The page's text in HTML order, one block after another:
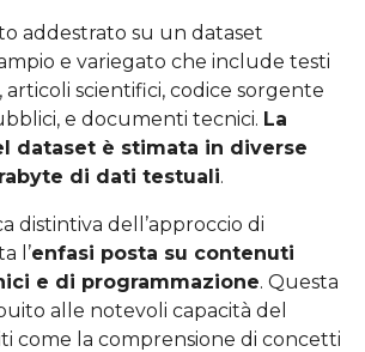
addestrato su un dataset
e variegato che include testi
scientifici, codice sorgente
e documenti tecnici. La
dataset è stimata in diverse
di dati testuali.
distintiva dell’approccio di
l’enfasi posta su contenuti
e di programmazione. Questa
alle notevoli capacità del
come la comprensione di concetti